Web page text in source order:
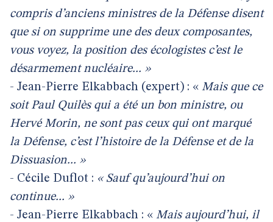
compris d’anciens ministres de la Défense disent
que si on supprime une des deux composantes,
vous voyez, la position des écologistes c’est le
désarmement nucléaire... »
- Jean-Pierre Elkabbach (expert) : « Mais que ce
soit Paul Quilès qui a été un bon ministre, ou
Hervé Morin, ne sont pas ceux qui ont marqué
la Défense, c’est l’histoire de la Défense et de la
Dissuasion... »
- Cécile Duflot : « Sauf qu’aujourd’hui on
continue... »
- Jean-Pierre Elkabbach : « Mais aujourd’hui, il